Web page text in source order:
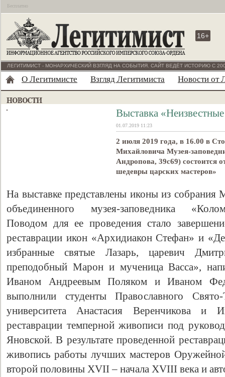
Бесплатно
16+
ЛЕГИТИМИСТ - МОНАРХИЧЕСКИЙ ВЗГЛЯД НА СОБЫТИЯ. САЙТ ВЕДЁТ ИСТОРИЮ С
О Легитимисте Взгляд Легитимиста Новости от
Выставка
01.07.2019 11:23
2 июля 2019 года, в 16.00 в
Михайловича Музея-
Андропова, 39с69) состоится
шедевры царских мастеров»
На выставке представлены иконы из собрания
объединенного музея-заповедника
Поводом для ее проведения стало
реставрации икон «Архидиакон Стефан» и
избранные святые Лазарь, царевич
преподобный Марон и мученица Васса»,
Иваном Андреевым Поляком и Иваном
выполнили студенты Православного Свято-
университета Анастасия Веренчикова и
реставрации темперной живописи под
Яновской. В результате проведенной
живопись работы лучших мастеров
второй половины XVII – начала XVIII века и